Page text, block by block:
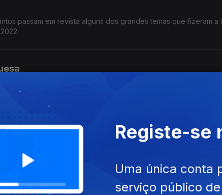
passam em revista alguns dos grandes temas que fizeram a
fazem o Balanço de 2022 da música portuguesa.
estar connosco em estúdio, numa conversa com Nuno
canções.
Registe-se
Uma única conta
serviço público